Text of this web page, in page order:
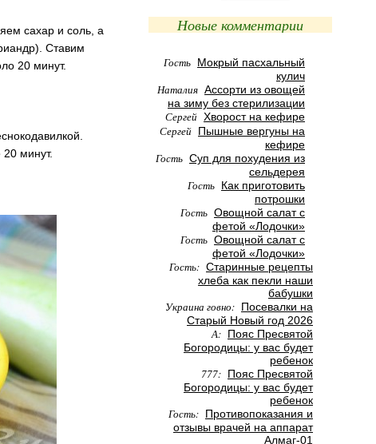
сахар и соль, а
Ставим
20 минут.
минут.
Новые комментарии
Гость Мокрый пасхальный
кулич
Наталия Ассорти из овощей
на зиму без стерилизации
Сергей Хворост на кефире
Сергей Пышные вергуны на
кефире
Гость Суп для похудения из
сельдерея
Гость Как приготовить
потрошки
Гость Овощной салат с
фетой «Лодочки»
Гость Овощной салат с
фетой «Лодочки»
Гость: Старинные рецепты
хлеба как пекли наши
бабушки
Украина говно: Посевалки на
Старый Новый год 2026
А: Пояс Пресвятой
Богородицы: у вас будет
ребенок
777: Пояс Пресвятой
Богородицы: у вас будет
ребенок
Гость: Противопоказания и
отзывы врачей на аппарат
Алмаг-01